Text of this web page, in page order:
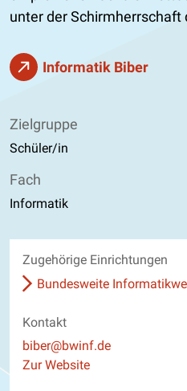
unter der Schirmherrschaft
Informatik Biber
Zielgruppe
Schüler/in
Fach
Informatik
Zugehörige Einrichtungen
Bundesweite
Kontakt
E-Mail
biber@bwinf.de
Website
Zur Website